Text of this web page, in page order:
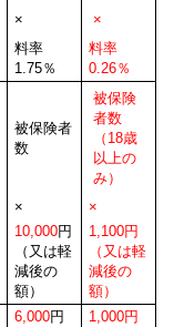
×
×
料率
1.75％
料率
0.26％
被保険者
数
被保険
者数
（18歳
以上の
み）
×
×
10,000円
（又は軽
減後の
額）
1,100円
（又は軽
減後の
額）
6,000円
1,000円